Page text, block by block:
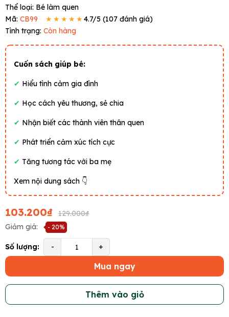
Thể loại: Bé làm quen
Mã: CB99 ★★★★★4.7/5 (107 đánh giá)
Tình trạng: Còn hàng
Cuốn sách giúp bé:
✔ Hiểu tình cảm gia đình
✔ Học cách yêu thương, sẻ chia
✔ Nhận biết các thành viên thân quen
✔ Phát triển cảm xúc tích cực
✔ Tăng tương tác với ba mẹ
Xem nội dung sách 👇
103.200₫
129.000₫
Giảm giá:
- 20%
Số lượng: - +
Mua ngay
Thêm vào giỏ